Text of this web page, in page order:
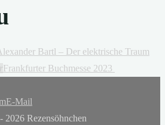
Bartl – Der elektrische Traum
Frankfurter Buchmesse 2023
E-Mail
2026 Rezensöhnchen